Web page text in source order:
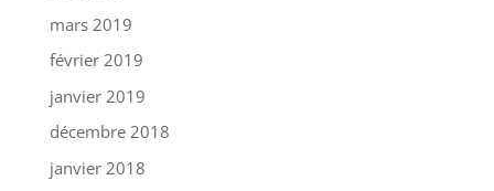
mars 2019
février 2019
janvier 2019
décembre 2018
janvier 2018